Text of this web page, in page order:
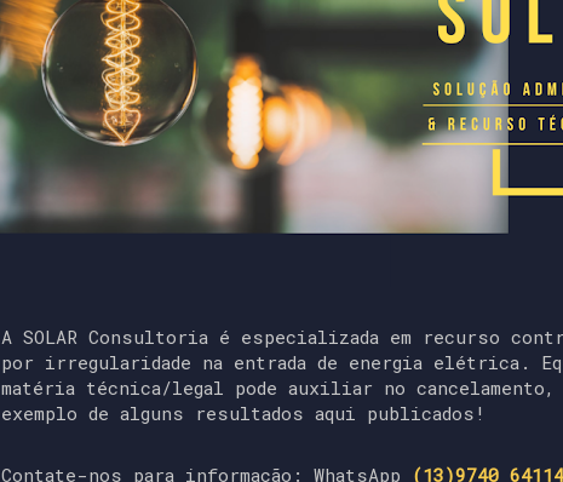
A SOLAR Consultoria é especializada em recurso
por irregularidade na entrada de energia elétrica.
matéria técnica/legal pode auxiliar no
exemplo de alguns resultados aqui publicados!
Contate-nos para informação: WhatsApp (13)9740 64114